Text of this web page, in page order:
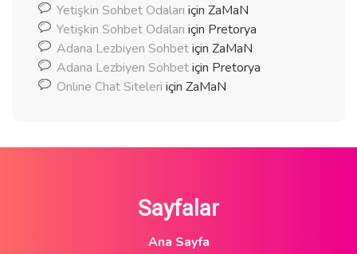
Yetişkin Sohbet Odaları için ZaMaN
Yetişkin Sohbet Odaları için Pretorya
Adana Lezbiyen Sohbetiçin ZaMaN
Adana Lezbiyen Sohbetiçin Pretorya
Online Chat Siteleri için ZaMaN
Sayfalar
Ana Sayfa